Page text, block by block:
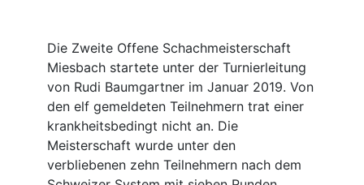
Die Zweite Offene Schachmeisterschaft
Miesbach startete unter der Turnierleitung
von Rudi Baumgartner im Januar 2019. Von
den elf gemeldeten Teilnehmern trat einer
krankheitsbedingt nicht an. Die
Meisterschaft wurde unter den
verbliebenen zehn Teilnehmern nach dem